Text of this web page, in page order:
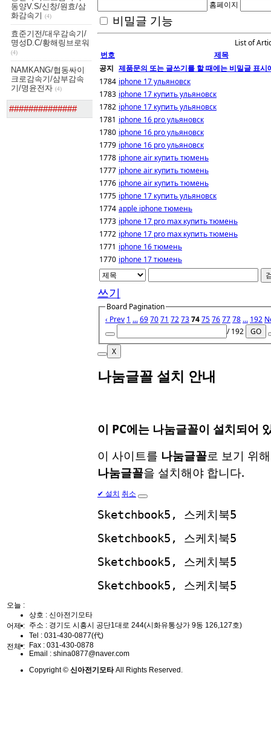
동양V.S/신창/원효/삼
화감속기 (4)
효준기전/대우감속기/
명성D.C/황해링브로워
(4)
NAMKANG/협동싸이
크로감속기/삼부감속
기/명윤전자 (4)
##############
오늘 :
어제 :
전체 :
홈페이지
비밀글 기능
List of
번호
제목
공지 제품문의 또는 글쓰기를 할 때에는 비밀글 표시
1784 iphone 17 ульяновск
1783 iphone 17 купить ульяновск
1782 iphone 17 купить ульяновск
1781 iphone 16 pro ульяновск
1780 iphone 16 pro ульяновск
1779 iphone 16 pro ульяновск
1778 iphone air купить тюмень
1777 iphone air купить тюмень
1776 iphone air купить тюмень
1775 iphone 17 купить ульяновск
1774 apple iphone тюмень
1773 iphone 17 pro max купить тюмень
1772 iphone 17 pro max купить тюмень
1771 iphone 16 тюмень
1770 iphone 17 тюмень
쓰기
Board Pagination
‹ Prev 1 ...697071 72737475767778 ... 192
/ 192
GO
X
나눔글꼴 설치 안내
이 PC에는 나눔글꼴이 설치되어
이 사이트를 나눔글꼴로 보기 위
나눔글꼴을 설치해야 합니다.
✔ 설치 취소
Sketchbook5, 스케치북5
Sketchbook5, 스케치북5
Sketchbook5, 스케치북5
Sketchbook5, 스케치북5
상호 : 신아전기모타
주소 : 경기도 시흥시 공단1대로 244(시화유통상가 9동 126,127호)
Tel : 031-430-0877(代)
Fax : 031-430-0878
Email : shina0877@naver.com
Copyright © 신아전기모타All Rights Reserved.